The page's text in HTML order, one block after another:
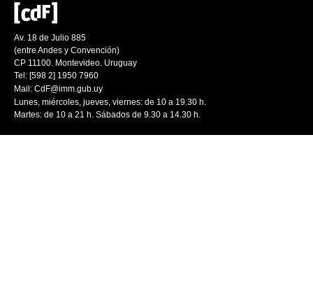
Av. 18 de Julio 885
(entre Andes y Convención)
CP 11100. Montevideo. Uruguay
Tel: [598 2] 1950 7960
Mail: CdF@imm.gub.uy
Lunes, miércoles, jueves, viernes: de 10 a 19.30 h.
Martes: de 10 a 21 h. Sábados de 9.30 a 14.30 h.